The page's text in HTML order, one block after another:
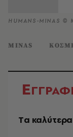
HUMANS-MINAS ©
MINAS
Ε
Tα